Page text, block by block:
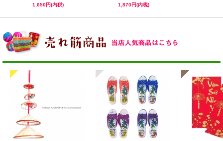
1,650円(内税) 1,870円(内税)